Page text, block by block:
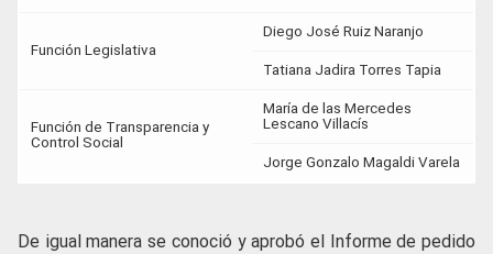
Función Legislativa
Diego José Ruiz Naranjo
Tatiana Jadira Torres Tapia
Función de Transparencia y
Control Social
María de las Mercedes
Lescano Villacís
Jorge Gonzalo Magaldi Varela
De igual manera se conoció y aprobó el Informe de pedido